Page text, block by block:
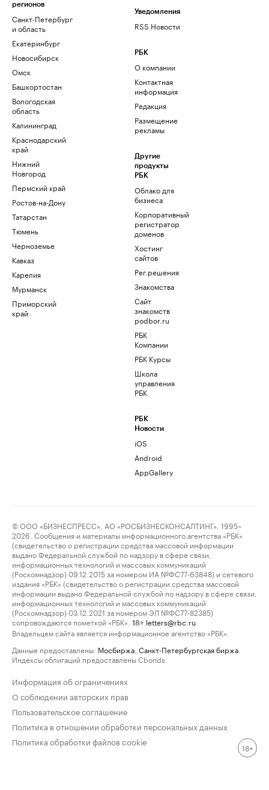
регионов
Санкт-Петербург
и область
Екатеринбург
Новосибирск
Омск
Башкортостан
Вологодская
область
Калининград
Краснодарский
край
Нижний
Новгород
Пермский край
Ростов-на-Дону
Татарстан
Тюмень
Черноземье
Кавказ
Карелия
Мурманск
Приморский
край
Уведомления
RSS Новости
РБК
О компании
Контактная
информация
Редакция
Размещение
рекламы
Другие
продукты
РБК
Облако для
бизнеса
Корпоративный
регистратор
доменов
Хостинг
сайтов
Рег.решения
Знакомства
Сайт
знакомств
podbor.ru
РБК
Компании
РБК Курсы
Школа
управления
РБК
РБК
Новости
iOS
Android
AppGallery
© ООО «БИЗНЕСПРЕСС», АО «РОСБИЗНЕСКОНСАЛТИНГ», 1995–
2026. Сообщения и материалы информационного агентства «РБК»
(свидетельство о регистрации средства массовой информации
выдано Федеральной службой по надзору в сфере связи,
информационных технологий и массовых коммуникаций
(Роскомнадзор) 09.12.2015 за номером ИА №ФС77-63848) и сетевого
издания «РБК» (свидетельство о регистрации средства массовой
информации выдано Федеральной службой по надзору в сфере связи,
информационных технологий и массовых коммуникаций
(Роскомнадзор) 03.12.2021 за номером ЭЛ №ФС77-82385)
сопровождаются пометкой «РБК».
18+ letters@rbc.ru
Владельцем сайта является информационное агентство «РБК».
Данные предоставлены: Мосбиржа Санкт-Петербургская биржа
Индексы облигаций предоставлены Cbonds.
Информация об ограничениях
О соблюдении авторских прав
Пользовательское соглашение
Политика в отношении обработки персональных данных
Политика обработки файлов cookie
18+